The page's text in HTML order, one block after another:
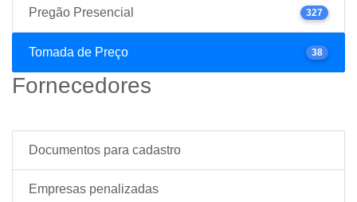
Pregão Presencial 327
Tomada de Preço 38
Fornecedores
Documentos para cadastro
Empresas penalizadas